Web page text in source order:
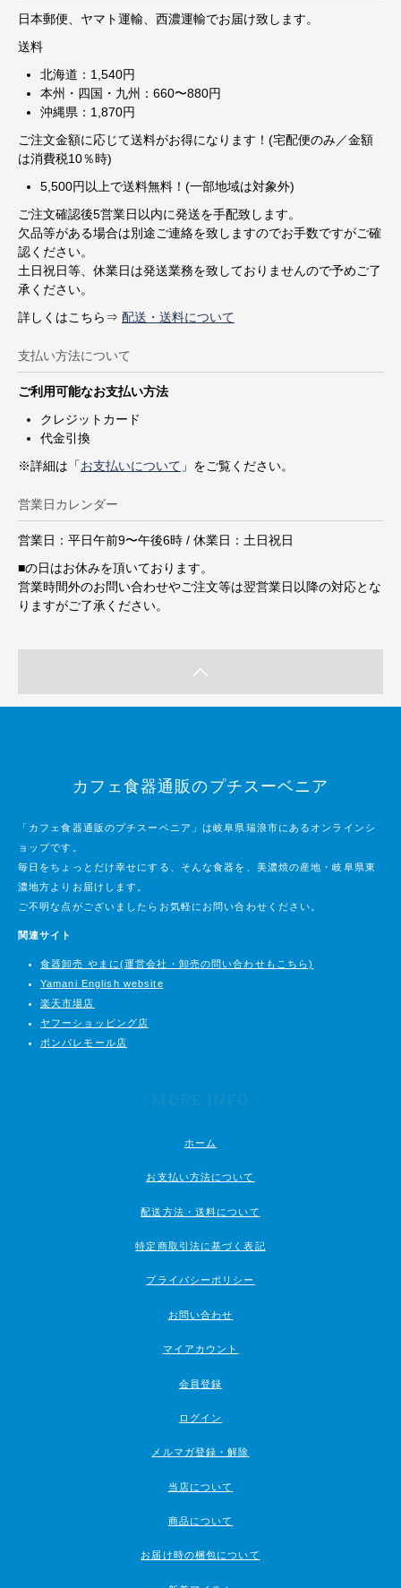
日本郵便、ヤマト運輸、西濃運輸でお届け致します。
送料
北海道：1,540円
本州・四国・九州：660〜880円
沖縄県：1,870円
ご注文金額に応じて送料がお得になります！(宅配便のみ／金額
は消費税10％時)
5,500円以上で送料無料！(一部地域は対象外)
ご注文確認後5営業日以内に発送を手配致します。
欠品等がある場合は別途ご連絡を致しますのでお手数ですがご確
認ください。
土日祝日等、休業日は発送業務を致しておりませんので予めご了
承ください。
詳しくはこちら⇒ 配送・送料について
支払い方法について
ご利用可能なお支払い方法
クレジットカード
代金引換
※詳細は「お支払いについて 」をご覧ください。
営業日カレンダー
営業日：平日午前9〜午後6時 / 休業日：土日祝日
■の日はお休みを頂いております。
営業時間外のお問い合わせやご注文等は翌営業日以降の対応とな
りますがご了承ください。
カフェ食器通販のプチスーベニア
「カフェ食器通販のプチスーベニア」は岐阜県瑞浪市にあるオンラインシ
ョップです。
毎日をちょっとだけ幸せにする、そんな食器を、美濃焼の産地・岐阜県東
濃地方よりお届けします。
ご不明な点がございましたらお気軽にお問い合わせください。
関連サイト
食器卸売 やまに(運営会社・卸売の問い合わせもこちら)
Yamani English website
楽天市場店
ヤフーショッピング店
ポンパレモール店
MORE INFO
ホーム
お支払い方法について
配送方法・送料について
特定商取引法に基づく表記
プライバシーポリシー
お問い合わせ
マイアカウント
会員登録
ログイン
メルマガ登録・解除
当店について
商品について
お届け時の梱包について